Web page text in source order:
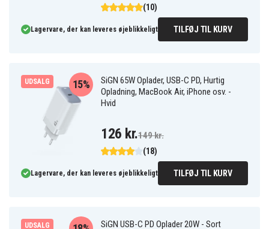
(10)
Lagervare, der kan leveres øjeblikkeligt TILFØJ TIL KURV
UDSALG
SiGN 65W Oplader, USB-C PD, Hurtig
Opladning, MacBook Air, iPhone osv. -
Hvid
(18)
15%
126 kr.149 kr.
Lagervare, der kan leveres øjeblikkeligt TILFØJ TIL KURV
UDSALG SiGN USB-C PD Oplader 20W - Sort